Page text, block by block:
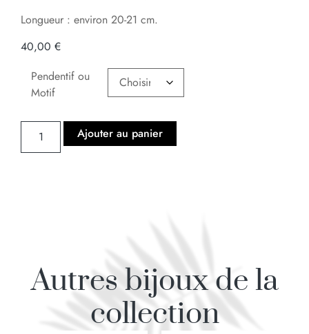
Longueur : environ 20-21 cm.
40,00 €
Pendentif ou
Motif
Ajouter au panier
Autres bijoux de la
collection